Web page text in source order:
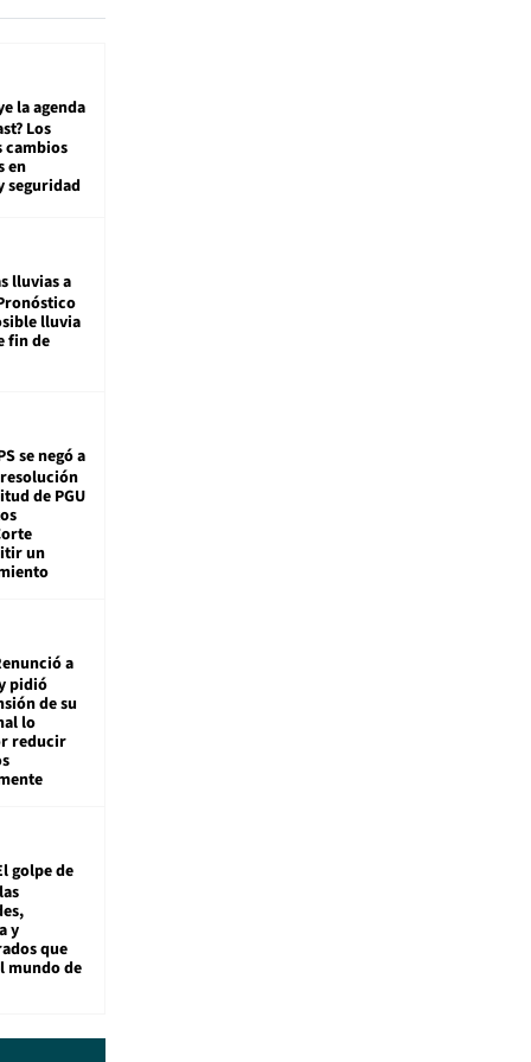
la agenda
Los
cambios
en
seguridad
lluvias a
lluvia
fin de
se negó a
de PGU
un
a
pidió
de su
lo
reducir
golpe de
y
que
mundo de